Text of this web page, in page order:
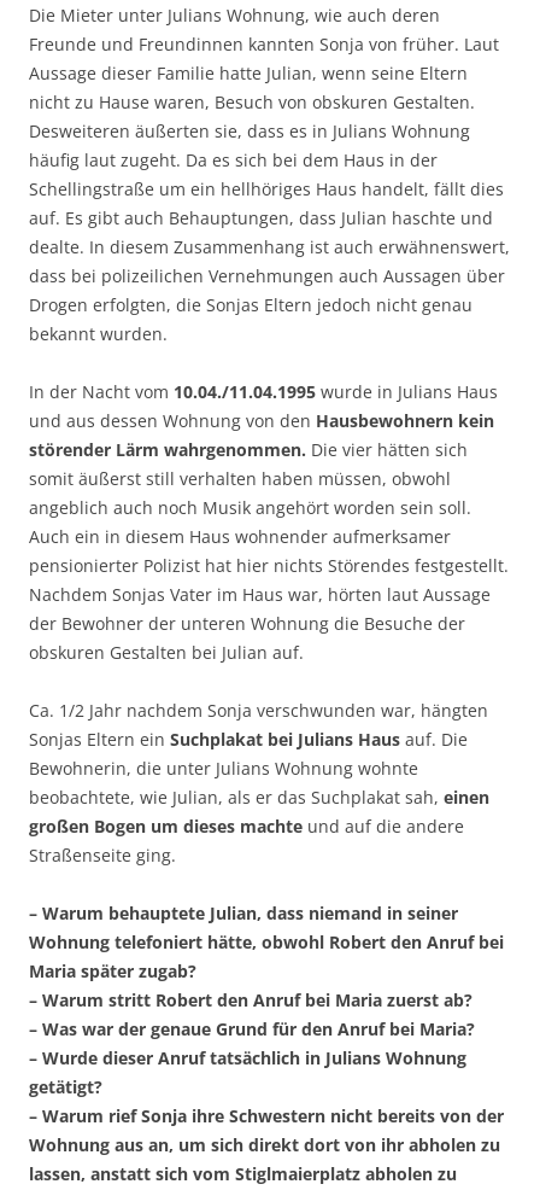
Die Mieter unter Julians Wohnung, wie auch deren
Freunde und Freundinnen kannten Sonja von früher. Laut
Aussage dieser Familie hatte Julian, wenn seine Eltern
nicht zu Hause waren, Besuch von obskuren Gestalten.
Desweiteren äußerten sie, dass es in Julians Wohnung
häufig laut zugeht. Da es sich bei dem Haus in der
Schellingstraße um ein hellhöriges Haus handelt, fällt dies
auf. Es gibt auch Behauptungen, dass Julian haschte und
dealte. In diesem Zusammenhang ist auch erwähnenswert,
dass bei polizeilichen Vernehmungen auch Aussagen über
Drogen erfolgten, die Sonjas Eltern jedoch nicht genau
bekannt wurden.
In der Nacht vom 10.04./11.04.1995 wurde in Julians Haus
und aus dessen Wohnung von den Hausbewohnern kein
störender Lärm wahrgenommen. Die vier hätten sich
somit äußerst still verhalten haben müssen, obwohl
angeblich auch noch Musik angehört worden sein soll.
Auch ein in diesem Haus wohnender aufmerksamer
pensionierter Polizist hat hier nichts Störendes festgestellt.
Nachdem Sonjas Vater im Haus war, hörten laut Aussage
der Bewohner der unteren Wohnung die Besuche der
obskuren Gestalten bei Julian auf.
Ca. 1/2 Jahr nachdem Sonja verschwunden war, hängten
Sonjas Eltern ein Suchplakat bei Julians Haus auf. Die
Bewohnerin, die unter Julians Wohnung wohnte
beobachtete, wie Julian, als er das Suchplakat sah, einen
großen Bogen um dieses machte und auf die andere
Straßenseite ging.
– Warum behauptete Julian, dass niemand in seiner
Wohnung telefoniert hätte, obwohl Robert den Anruf bei
Maria später zugab?
– Warum stritt Robert den Anruf bei Maria zuerst ab?
– Was war der genaue Grund für den Anruf bei Maria?
– Wurde dieser Anruf tatsächlich in Julians Wohnung
getätigt?
– Warum rief Sonja ihre Schwestern nicht bereits von der
Wohnung aus an, um sich direkt dort von ihr abholen zu
lassen, anstatt sich vom Stiglmaierplatz abholen zu